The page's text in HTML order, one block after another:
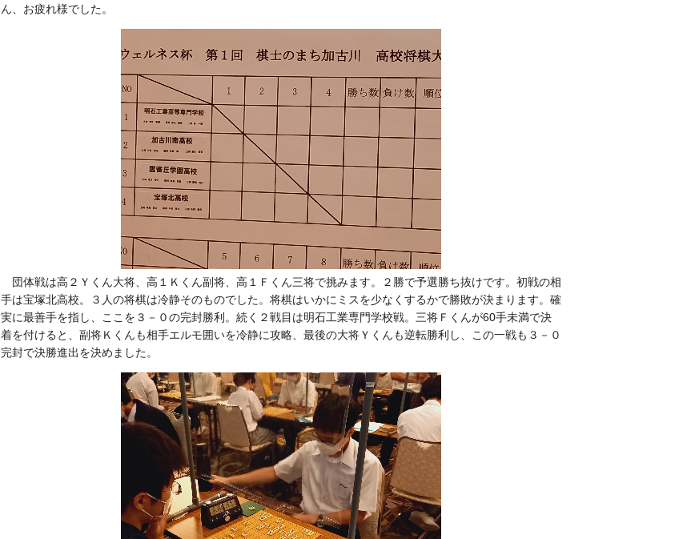
ん、お疲れ様でした。
団体戦は高２Ｙくん大将、高１Ｋくん副将、高１Ｆくん三将で挑みます。２勝で予選勝ち抜けです。初戦の相
手は宝塚北高校。３人の将棋は冷静そのものでした。将棋はいかにミスを少なくするかで勝敗が決まります。確
実に最善手を指し、ここを３－０の完封勝利。続く２戦目は明石工業専門学校戦。三将Ｆくんが60手未満で決
着を付けると、副将Ｋくんも相手エルモ囲いを冷静に攻略、最後の大将Ｙくんも逆転勝利し、この一戦も３－０
完封で決勝進出を決めました。